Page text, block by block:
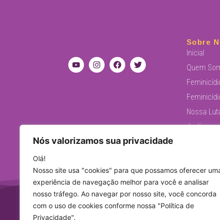
Nós valorizamos sua privacidade
Olá!
Nosso site usa "cookies" para que possamos oferecer
experiência de navegação melhor para você e analisar
nosso tráfego. Ao navegar por nosso site, você concorda
com o uso de cookies conforme nossa "Política de
Privacidade".
Sobre
Inicial
Quem
Nossa
Justiça